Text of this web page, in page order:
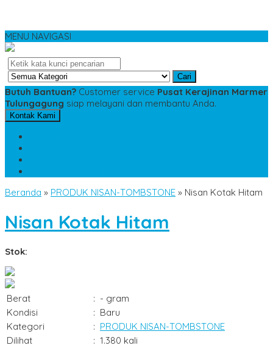
MENU NAVIGASI
Cari
Butuh Bantuan? Customer service Pusat Kerajinan Marmer
Tulungagung siap melayani dan membantu Anda.
Kontak Kami
Beranda » PRODUK NISAN-TOMBSTONE » Nisan Kotak Hitam
Nisan Kotak Hitam
Stok:
Berat : - gram
Kondisi
: Baru
Kategori
: PRODUK NISAN-TOMBSTONE
Dilihat
: 1.380 kali